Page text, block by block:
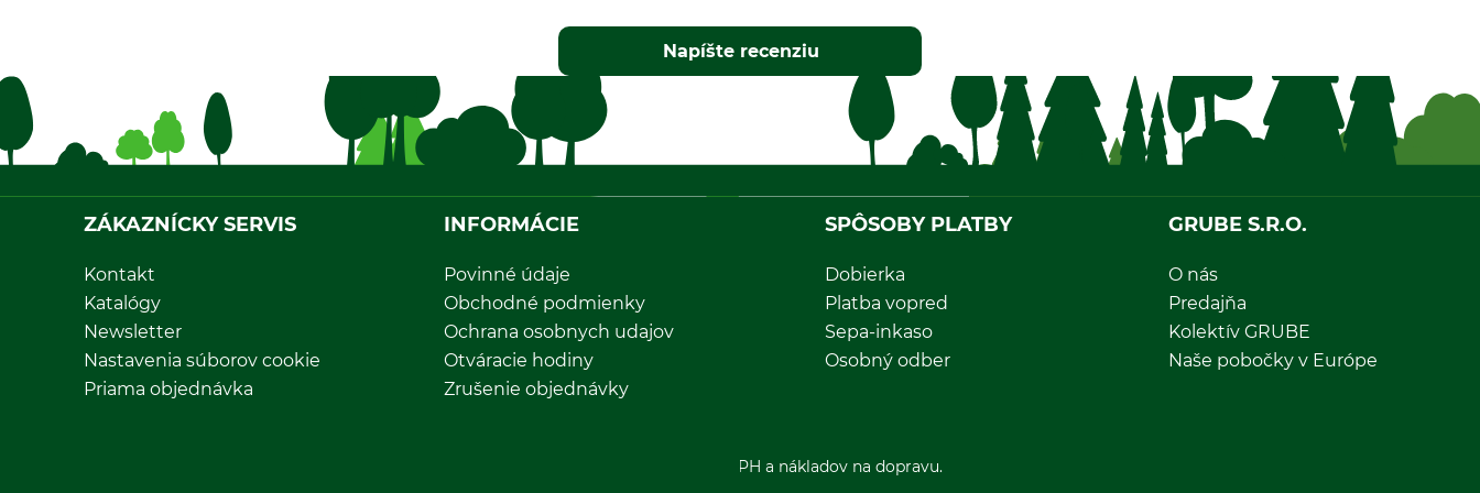
Napíšte recenziu
ZÁKAZNÍCKY SERVIS
Kontakt
Katalógy
Newsletter
Nastavenia súborov cookie
Priama objednávka
INFORMÁCIE
Povinné údaje
Obchodné podmienky
Ochrana osobnych udajov
Otváracie hodiny
Zrušenie objednávky
SPÔSOBY PLATBY
Dobierka
Platba vopred
Sepa-inkaso
Osobný odber
GRUBE S.R.O.
O nás
Predajňa
Kolektív GRUBE
Naše pobočky v Európe
*Všetky ceny sú vrátane DPH a nákladov na dopravu.